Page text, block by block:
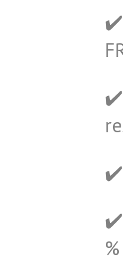
✔️
✔️
✔️
✔️